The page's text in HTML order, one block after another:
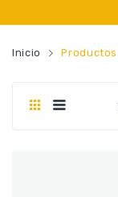
Inicio Productos